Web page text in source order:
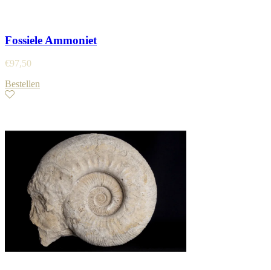
Fossiele Ammoniet
€97,50
Bestellen